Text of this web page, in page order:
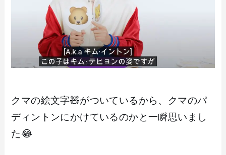
クマの絵文字🧸がついているから、クマのパ
ディントンにかけているのかと一瞬思いまし
た😂